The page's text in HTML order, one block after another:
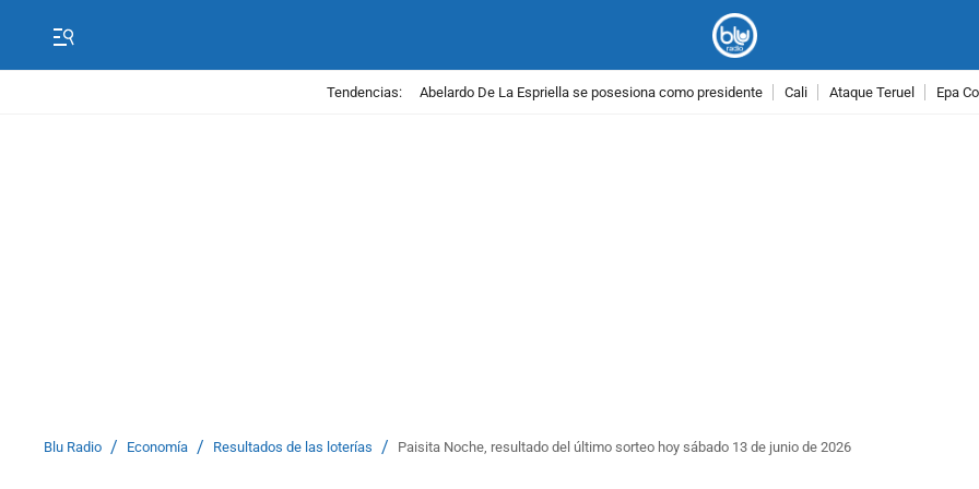
Tendencias: Abelardo De La Espriella se posesiona como presidente Cali Ataque Teruel Epa
Blu Radio / Economía / Resultados de las loterías / Paisita Noche, resultado del último sorteo hoy sábado 13 de junio de 2026